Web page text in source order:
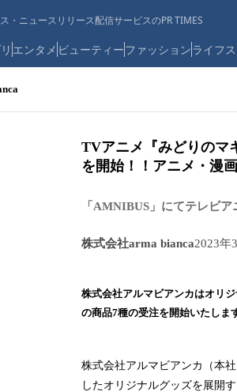
・ニュースリリース配信サービスのPR TIMES
エンタメ ビューティーファッションライフ
TVアニメ『みどりのマ
を開始！！アニメ・漫
「AMNIBUS」にてテレビ
株式会社arma bianca2023年
株式会社アルマビアンカはオリ
の商品7種の受注を開始いたしま
株式会社アルマビアンカ（本
したオリジナルグッズを展開